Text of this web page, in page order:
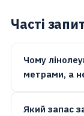
Часті
Чому
метрами, а
Який запас